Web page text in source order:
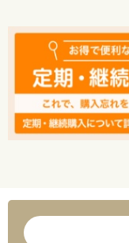
※出荷場所が異なる商品をご
されますのでご注意ください。